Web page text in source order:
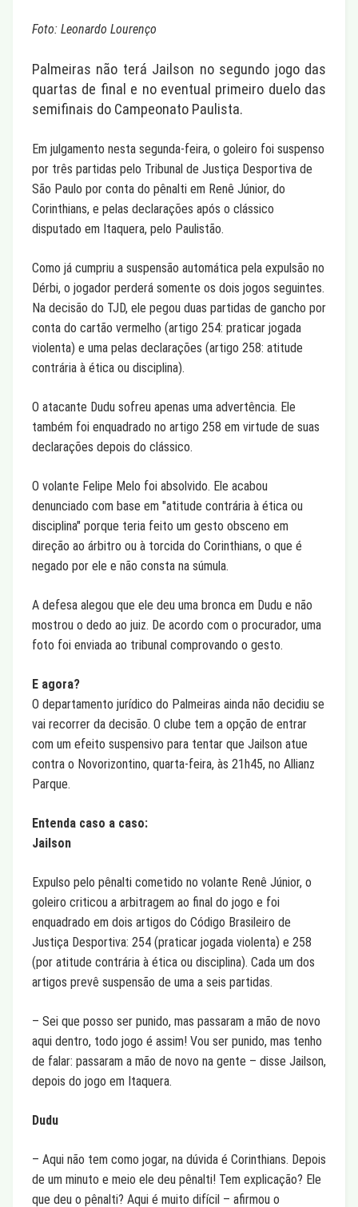
Foto: Leonardo Lourenço
Palmeiras não terá Jailson no segundo jogo das
quartas de final e no eventual primeiro duelo das
semifinais do Campeonato Paulista.
Em julgamento nesta segunda-feira, o goleiro foi suspenso
por três partidas pelo Tribunal de Justiça Desportiva de
São Paulo por conta do pênalti em Renê Júnior, do
Corinthians, e pelas declarações após o clássico
disputado em Itaquera, pelo Paulistão.
Como já cumpriu a suspensão automática pela expulsão no
Dérbi, o jogador perderá somente os dois jogos seguintes.
Na decisão do TJD, ele pegou duas partidas de gancho por
conta do cartão vermelho (artigo 254: praticar jogada
violenta) e uma pelas declarações (artigo 258: atitude
contrária à ética ou disciplina).
O atacante Dudu sofreu apenas uma advertência. Ele
também foi enquadrado no artigo 258 em virtude de suas
declarações depois do clássico.
O volante Felipe Melo foi absolvido. Ele acabou
denunciado com base em "atitude contrária à ética ou
disciplina" porque teria feito um gesto obsceno em
direção ao árbitro ou à torcida do Corinthians, o que é
negado por ele e não consta na súmula.
A defesa alegou que ele deu uma bronca em Dudu e não
mostrou o dedo ao juiz. De acordo com o procurador, uma
foto foi enviada ao tribunal comprovando o gesto.
E agora?
O departamento jurídico do Palmeiras ainda não decidiu se
vai recorrer da decisão. O clube tem a opção de entrar
com um efeito suspensivo para tentar que Jailson atue
contra o Novorizontino, quarta-feira, às 21h45, no Allianz
Parque.
Entenda caso a caso:
Jailson
Expulso pelo pênalti cometido no volante Renê Júnior, o
goleiro criticou a arbitragem ao final do jogo e foi
enquadrado em dois artigos do Código Brasileiro de
Justiça Desportiva: 254 (praticar jogada violenta) e 258
(por atitude contrária à ética ou disciplina). Cada um dos
artigos prevê suspensão de uma a seis partidas.
– Sei que posso ser punido, mas passaram a mão de novo
aqui dentro, todo jogo é assim! Vou ser punido, mas tenho
de falar: passaram a mão de novo na gente – disse Jailson,
depois do jogo em Itaquera.
Dudu
– Aqui não tem como jogar, na dúvida é Corinthians. Depois
de um minuto e meio ele deu pênalti! Tem explicação? Ele
que deu o pênalti? Aqui é muito difícil – afirmou o